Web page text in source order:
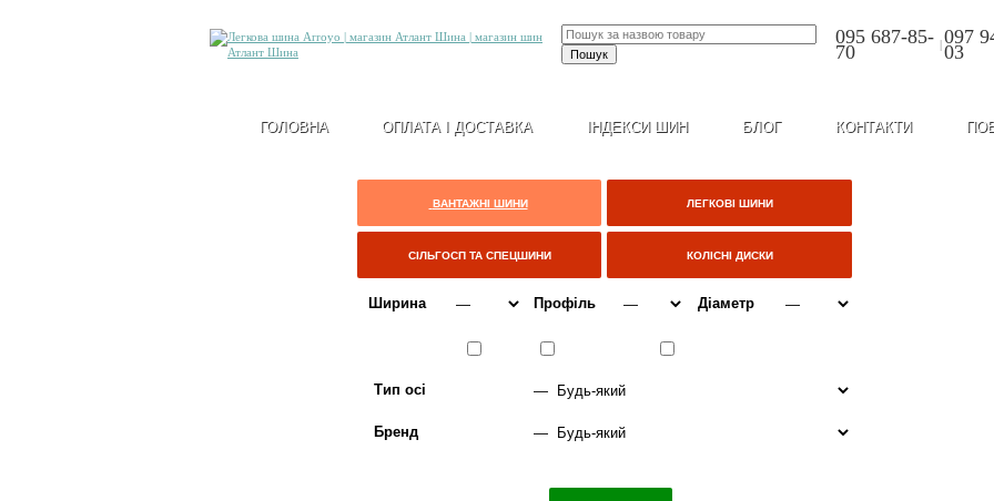
095 687-85-
70 |097
03
ГОЛОВНА ОПЛАТА І ДОСТАВКА ІНДЕКСИ ШИН БЛОГ КОНТАКТИ
ВАНТАЖНІ ШИНИ ЛЕГКОВІ ШИНИ
СІЛЬГОСП ТА СПЕЦШИНИ КОЛІСНІ ДИСКИ
Ширина Профіль Діаметр
Тип осі
Бренд